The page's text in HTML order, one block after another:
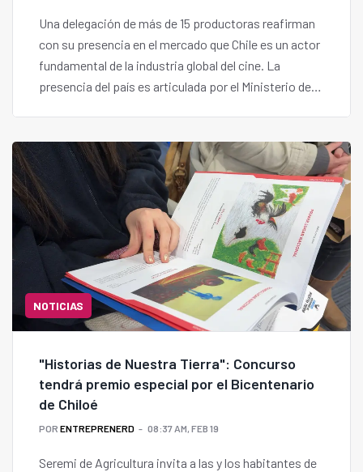
Una delegación de más de 15 productoras reafirman
con su presencia en el mercado que Chile es un actor
fundamental de la industria global del cine. La
presencia del país es articulada por el Ministerio de
NOTICIAS
"Historias de Nuestra Tierra": Concurso
tendrá premio especial por el Bicentenario
de Chiloé
POR ENTREPRENERD 08:37 AM, FEB 19
Seremi de Agricultura invita a las y los habitantes de